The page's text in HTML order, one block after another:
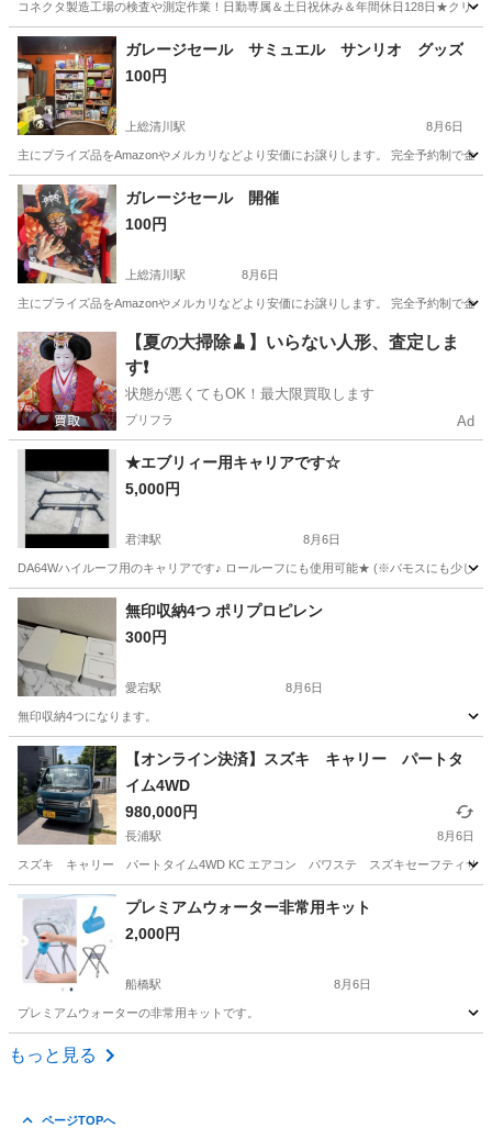
コネクタ製造工場の検査や測定作業！日勤専属＆土日祝休み＆年間休日128日★クリ
茨城 常陸大宮市 静駅
ガレージセール サミュエル サンリオ グッズ
100円
上総清川駅 8月6日
主にプライズ品をAmazonやメルカリなどより安価にお譲りします。 完全予約制で金
千葉 木更津市 上総清川駅 その他
ガレージセール 開催
100円
上総清川駅 8月6日
主にプライズ品をAmazonやメルカリなどより安価にお譲りします。 完全予約制で金
千葉 木更津市 上総清川駅 その他
【夏の大掃除🧹】いらない人形、査定しま
す❗️
状態が悪くてもOK！最大限買取します
プリフラ Ad
★エブリィー用キャリアです☆
5,000円
君津駅 8月6日
DA64Wハイルーフ用のキャリアです♪ ロールーフにも使用可能★ (※バモスにも少し
千葉 君津市 君津駅 その他 キャリア
無印収納4つ ポリプロピレン
300円
愛宕駅 8月6日
無印収納4つになります。
千葉 野田市 愛宕駅 その他
【オンライン決済】スズキ キャリー パートタ
イム4WD
980,000円
長浦駅 8月6日
スズキ キャリー パートタイム4WD KC エアコン パワステ スズキセーフティサポ
千葉 袖ケ浦市 プレミアムウォーター非常用キット
2,000円
船橋駅 8月6日
プレミアムウォーターの非常用キットです。
千葉 船橋市
もっと見る
ページTOPへ